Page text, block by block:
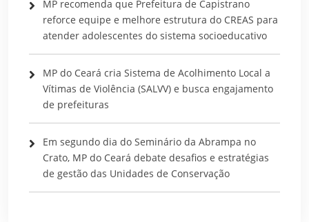
MP recomenda que Prefeitura de Capistrano
reforce equipe e melhore estrutura do CREAS para
atender adolescentes do sistema socioeducativo
MP do Ceará cria Sistema de Acolhimento Local a
Vítimas de Violência (SALVV) e busca engajamento
de prefeituras
Em segundo dia do Seminário da Abrampa no
Crato, MP do Ceará debate desafios e estratégias
de gestão das Unidades de Conservação